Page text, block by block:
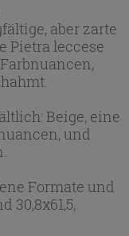
aber zarte
Pietra leccese
Beige, eine
und
Formate und
30,8x61,5,